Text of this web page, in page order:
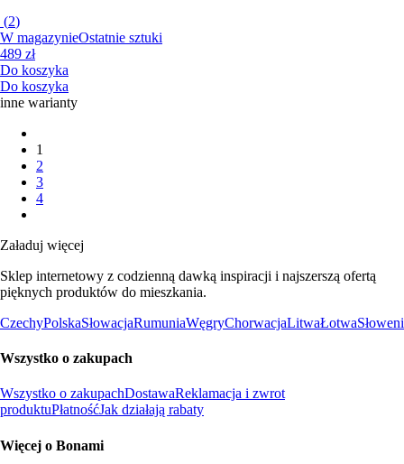
(2)
W magazynieOstatnie sztuki
489 zł
Do koszyka
Do koszyka
inne warianty
1
2
3
4
Załaduj więcej
Sklep internetowy z codzienną dawką inspiracji i najszerszą ofertą
pięknych produktów do mieszkania.
CzechyPolskaSłowacjaRumuniaWęgryChorwacjaLitwaŁotwa
Wszystko o zakupach
Wszystko o zakupachDostawaReklamacja i zwrot
produktuPłatnośćJak działają rabaty
Więcej o Bonami